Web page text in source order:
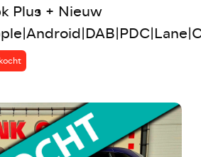
Plus + Nieuw